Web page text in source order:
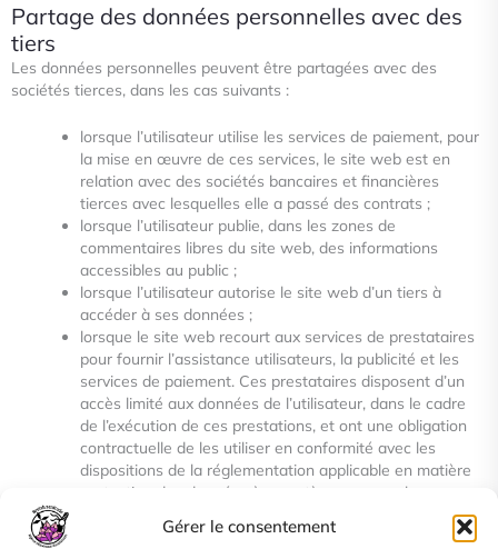
Gérer le consentement
Partage des données personnelles avec des
tiers
Les données personnelles peuvent être partagées avec des
sociétés tierces, dans les cas suivants :
lorsque l’utilisateur utilise les services de paiement, pour
la mise en œuvre de ces services, le site web est en
relation avec des sociétés bancaires et financières
tierces avec lesquelles elle a passé des contrats ;
lorsque l’utilisateur publie, dans les zones de
commentaires libres du site web, des informations
accessibles au public ;
lorsque l’utilisateur autorise le site web d’un tiers à
accéder à ses données ;
lorsque le site web recourt aux services de prestataires
pour fournir l’assistance utilisateurs, la publicité et les
services de paiement. Ces prestataires disposent d’un
accès limité aux données de l’utilisateur, dans le cadre
de l’exécution de ces prestations, et ont une obligation
contractuelle de les utiliser en conformité avec les
dispositions de la réglementation applicable en matière
protection des données à caractère personnel ;
si la loi l’exige, le site web peut effectuer la transmission
de données pour donner suite aux réclamations